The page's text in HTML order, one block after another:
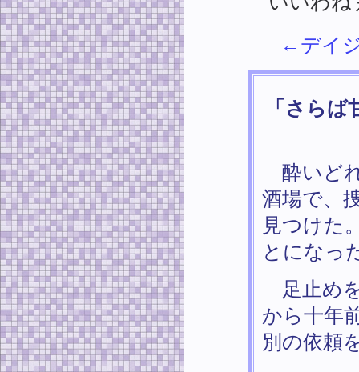
←デイ
「さらば
酔いど
酒場で、
見つけた
とになっ
足止め
から十年
別の依頼